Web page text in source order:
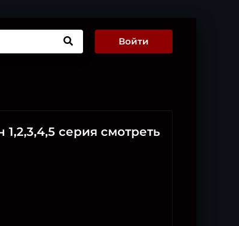
Войти
1,2,3,4,5 серия смотреть